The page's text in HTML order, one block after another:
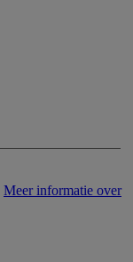
Meer informatie over